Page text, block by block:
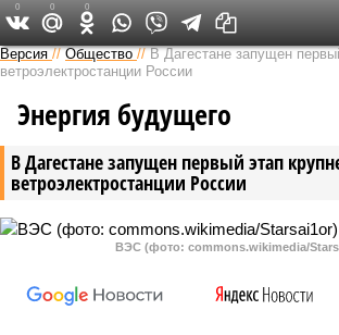
Версия на Кавказе
Версия //Общество //В Дагестане запущен
ветроэлектростанции России
В Дагестане запущен первый этап
ветроэлектростанции России
Энергия будущего
ВЭС (фото: commons.wikimedia/
0 0 0